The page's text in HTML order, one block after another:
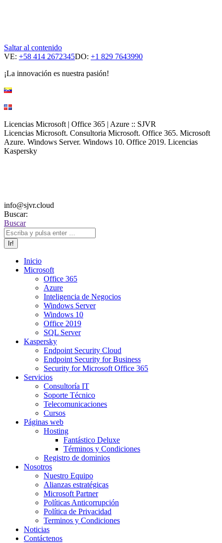
Saltar al contenido
VE: +58 414 2672345DO: +1 829 7643990
¡La innovación es nuestra pasión!
Licencias Microsoft | Office 365 | Azure :: SJVR
Licencias Microsoft. Consultoria Microsoft. Office 365. Microsoft
Azure. Windows Server. Windows 10. Office 2019. Licencias
Kaspersky
info@sjvr.cloud
Buscar:
Buscar
Inicio
Microsoft
Office 365
Azure
Inteligencia de Negocios
Windows Server
Windows 10
Office 2019
SQL Server
Kaspersky
Endpoint Security Cloud
Endpoint Security for Business
Security for Microsoft Office 365
Servicios
Consultoría IT
Soporte Técnico
Telecomunicaciones
Cursos
Páginas web
Hosting
Fantástico Deluxe
Términos y Condiciones
Registro de dominios
Nosotros
Nuestro Equipo
Alianzas estratégicas
Microsoft Partner
Políticas Anticorrupción
Política de Privacidad
Terminos y Condiciones
Noticias
Contáctenos